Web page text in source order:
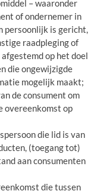
– waaronder
of ondernemer in
persoonlijk is gericht,
raadpleging of
op het doel
die ongewijzigde
mogelijk maakt;
de consument om
overeenkomst op
die lid is van
(toegang tot)
aan consumenten
die tussen